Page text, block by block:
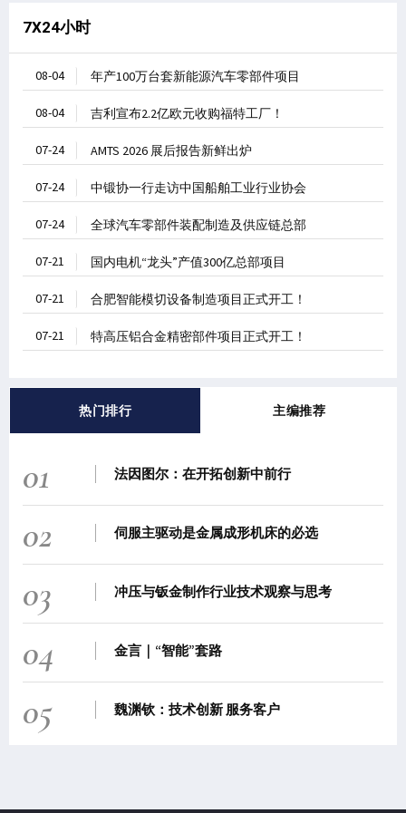
7X24小时
08-04 年产100万台套新能源汽车零部件项目
08-04 吉利宣布2.2亿欧元收购福特工厂！
07-24 AMTS 2026 展后报告新鲜出炉
07-24 中锻协一行走访中国船舶工业行业协会
07-24 全球汽车零部件装配制造及供应链总部
07-21 国内电机“龙头”产值300亿总部项目
07-21 合肥智能模切设备制造项目正式开工！
07-21 特高压铝合金精密部件项目正式开工！
热门排行 主编推荐
01 法因图尔：在开拓创新中前行
02 伺服主驱动是金属成形机床的必选
03 冲压与钣金制作行业技术观察与思考
04 金言｜“智能”套路
05 魏渊钦：技术创新 服务客户